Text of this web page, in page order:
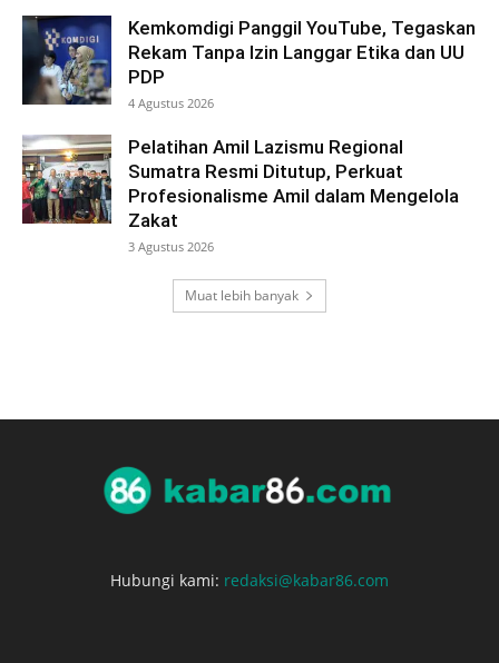
Kemkomdigi Panggil YouTube, Tegaskan
Rekam Tanpa Izin Langgar Etika dan UU
PDP
4 Agustus 2026
Pelatihan Amil Lazismu Regional
Sumatra Resmi Ditutup, Perkuat
Profesionalisme Amil dalam Mengelola
Zakat
3 Agustus 2026
Muat lebih banyak
Hubungi kami: redaksi@kabar86.com